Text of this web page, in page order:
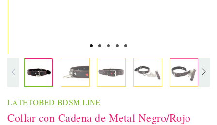
LATETOBED BDSM LINE
Collar con Cadena de Metal Negro/Rojo